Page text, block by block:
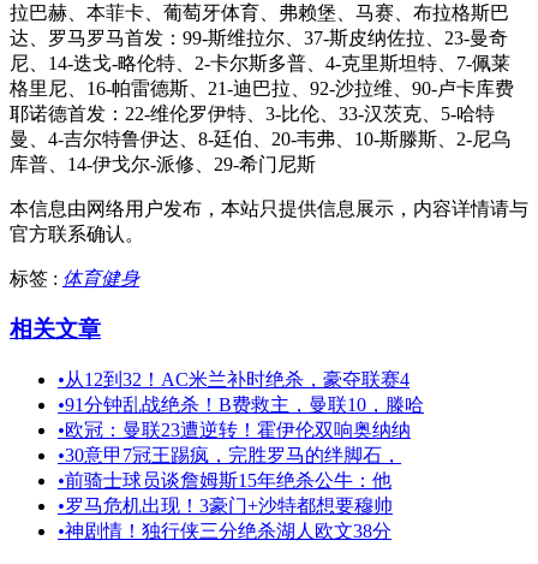
拉巴赫、本菲卡、葡萄牙体育、弗赖堡、马赛、布拉格斯巴
达、罗马罗马首发：99-斯维拉尔、37-斯皮纳佐拉、23-曼奇
尼、14-迭戈-略伦特、2-卡尔斯多普、4-克里斯坦特、7-佩莱
格里尼、16-帕雷德斯、21-迪巴拉、92-沙拉维、90-卢卡库费
耶诺德首发：22-维伦罗伊特、3-比伦、33-汉茨克、5-哈特
曼、4-吉尔特鲁伊达、8-廷伯、20-韦弗、10-斯滕斯、2-尼乌
库普、14-伊戈尔-派修、29-希门尼斯
本信息由网络用户发布， 本站只提供信息展示，内容详情请与
官方联系确认。
标签 : 体育健身
相关文章
•从12到32！AC米兰补时绝杀，豪夺联赛4
•91分钟乱战绝杀！B费救主，曼联10，滕哈
•欧冠：曼联23遭逆转！霍伊伦双响奥纳纳
•30意甲7冠王踢疯，完胜罗马的绊脚石，
•前骑士球员谈詹姆斯15年绝杀公牛：他
•罗马危机出现！3豪门+沙特都想要穆帅
•神剧情！独行侠三分绝杀湖人欧文38分